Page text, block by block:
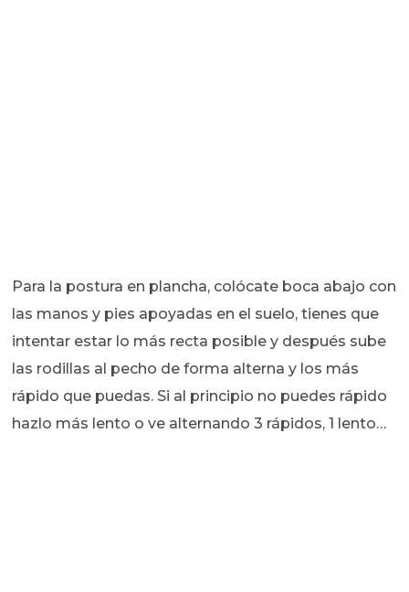
Para la postura en plancha, colócate boca abajo con
las manos y pies apoyadas en el suelo, tienes que
intentar estar lo más recta posible y después sube
las rodillas al pecho de forma alterna y los más
rápido que puedas. Si al principio no puedes rápido
hazlo más lento o ve alternando 3 rápidos, 1 lento…